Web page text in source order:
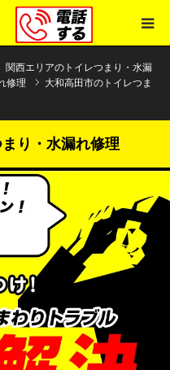
関西エリアのトイレつまり・水漏
修理
大和高田市のトイレつま
り・水漏れ修理